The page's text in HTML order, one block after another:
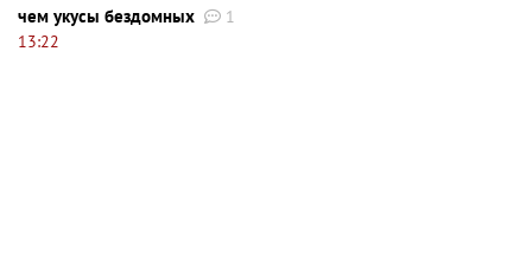
чем укусы бездомных
1
13:22